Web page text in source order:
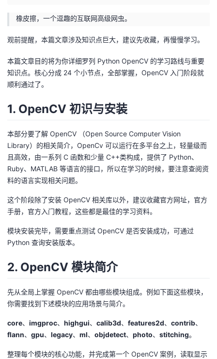
页
开
发
者
我
的
博
客
我
的
论
坛
我
的
圈
子
我
的
直
播
我
的
活
我
的
注
我
开
发
者
的
Programs
我
的
支
橡皮擦，一个逗趣的互联网高级网虫。
观前提醒，本篇文章涉及知识点巨大，建议先收藏，再慢慢学习。
本篇文章目的将为你详细罗列 Python OpenCV 的学习路线与重要
知识点。核心分成 24 个小节点，全部掌握，OpenCV 入门阶段就
顺利通过了。
1. OpenCV 初识与安装
本部分要了解 OpenCV （Open Source Computer Vision
Library）的相关简介，OpenCv 可以运行在多平台之上，轻量级而
且高效，由一系列 C 函数和少量 C++类构成，提供了 Python、
Ruby、MATLAB 等语言的接口，所以在学习的时候，要注意查阅资
料的语言实现相关问题。
这个阶段除了安装 OpenCV 相关库以外，建议收藏官方网址，官方
手册，官方入门教程，这些都是最佳的学习资料。
模块安装完毕，需要重点测试 OpenCV 是否安装成功，可通过
Python 查询安装版本。
2. OpenCV 模块简介
先从全局上掌握 OpenCV 都由哪些模块组成。例如下面这些模块，
你需要找到下述模块的应用场景与简介。
core、 imgproc、 highgui、 calib3d、 features2d、 contrib、
flann、 gpu、 legacy、 ml、 objdetect、 photo、 stitching。
整理每个模块的核心功能，并完成第一个 OpenCV 案例，读取显示